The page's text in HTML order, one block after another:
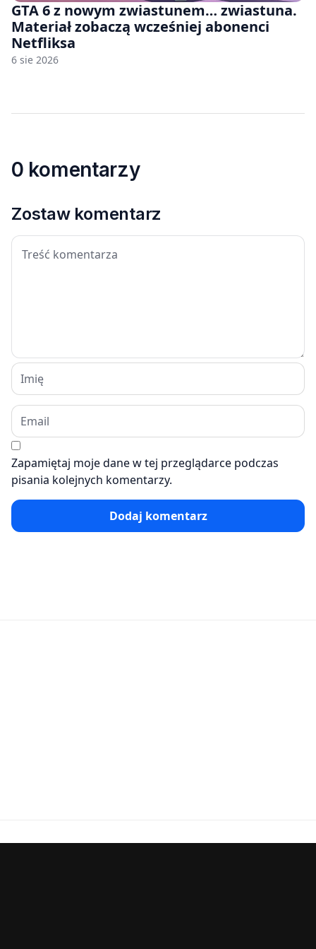
GTA 6 z nowym zwiastunem… zwiastuna.
Materiał zobaczą wcześniej abonenci
Netfliksa
6 sie 2026
0 komentarzy
Zostaw komentarz
Zapamiętaj moje dane w tej przeglądarce podczas
pisania kolejnych komentarzy.
Dodaj komentarz